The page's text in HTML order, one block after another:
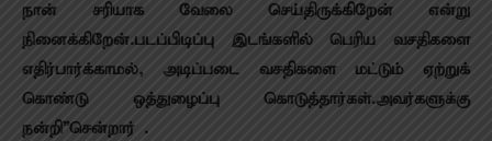
நான் சரியாக வேலை செய்திருக்கிறேன் என்று
நினைக்கிறேன்.படப்பிடிப்பு இடங்களில் பெரிய வசதிகளை
எதிர்பார்க்காமல், அடிப்படை வசதிகளை மட்டும் ஏற்றுக்
கொண்டு ஒத்துழைப்பு கொடுத்தார்கள்.அவர்களுக்கு
நன்றி”சென்றார் .